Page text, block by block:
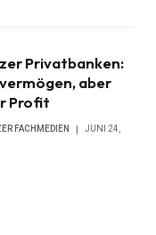
Privatbanken:
aber
Profit
FACHMEDIEN
JUNI 24,